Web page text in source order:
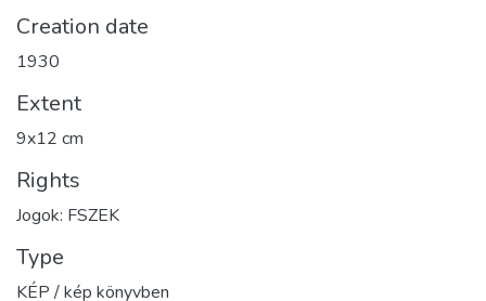
Creation date
1930
Extent
9x12 cm
Rights
Jogok: FSZEK
Type
KÉP / kép könyvben